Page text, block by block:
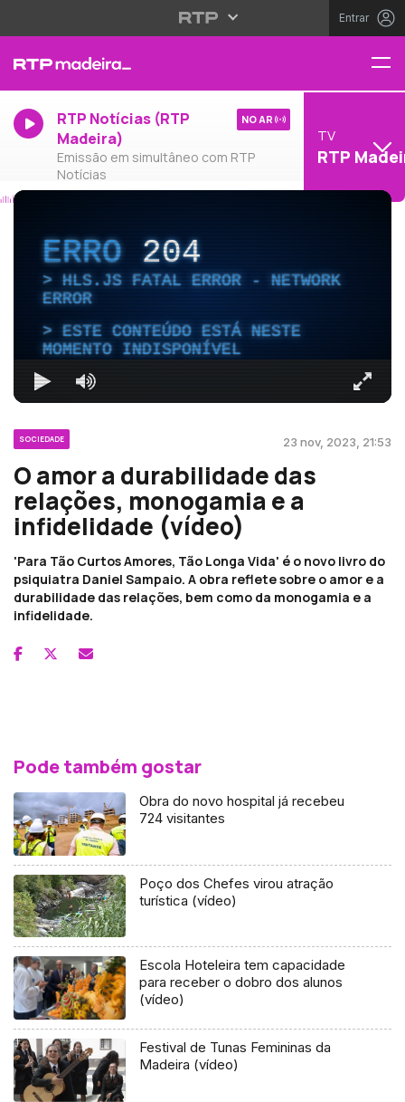
Entrar
RTP Notícias (RTP
Madeira)
Emissão em simultâneo com RTP
Notícias
NO AR
TV
RTP
ERRO204
HLS.JS FATAL ERROR - NETWORK
ERROR
ESTE CONTEÚDO ESTÁ NESTE
MOMENTO INDISPONÍVEL
SOCIEDADE 23 nov, 2023, 21:53
O amor a durabilidade das
relações, monogamia e a
infidelidade (vídeo)
'Para Tão Curtos Amores, Tão Longa Vida' é o novo livro do
psiquiatra Daniel Sampaio. A obra reflete sobre o amor e a
durabilidade das relações, bem como da monogamia e a
infidelidade.
Pode também gostar
Obra do novo hospital já recebeu
724 visitantes
Poço dos Chefes virou atração
turística (vídeo)
Escola Hoteleira tem capacidade
para receber o dobro dos alunos
(vídeo)
Festival de Tunas Femininas da
Madeira (vídeo)